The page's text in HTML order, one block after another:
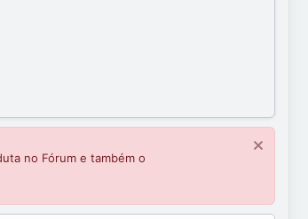
no Fórum e também o